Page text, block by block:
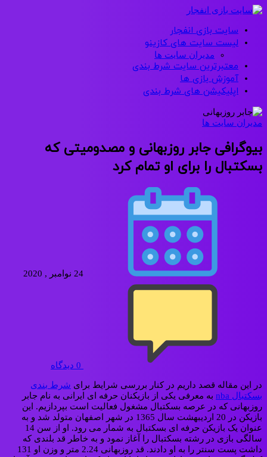
سایت بازی انفجار
لیست سایت های کازینو
مدیران سایت ها
معتبرترین سایت شرط بندی
آموزش بازی ها
اپلیکیشن های شرط بندی
مدیران سایت ها
بیوگرافی جابر روزبهانی و مصدومیتی که
بسکتبال را برای او تمام کرد
24 نوامبر , 2020
0 دیدگاه
در این مقاله قصد داریم در کنار بررسی شرایط برای شرط بندی
بسکتبال nba
به معرفی یکی از بازیکنان حرفه ای ایرانی به نام جابر
روزبهانی که در عرصه بسکتبال مشغول فعالیت است بپردازیم. این
بازیکن در 20 اردیبهشت سال 1365 در شهر اصفهان متولد شد و به
عنوان یک بازیکن حرفه ای بسکتبال به شمار می رود. او از سن 14
سالگی بازی در رشته بسکتبال را آغاز نمود و به خاطر قد بلندی که
داشت پست سنتر را به او دادند. قد روزبهانی 2.24 متر و وزن او 131